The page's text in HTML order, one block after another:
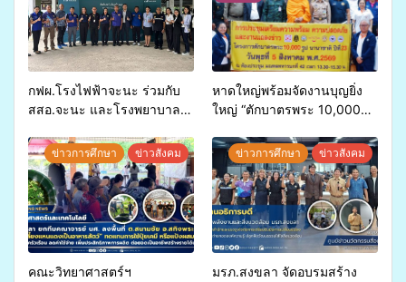
กฟผ.โรงไฟฟ้าจะนะ ร่วมกับ
สสอ.จะนะ และโรงพยาบาล
แพทย์เคลื่อนที่ ประจำปี 2569
หาดใหญ่พร้อมจัดงานบุญยิ่ง
ใหญ่ “ตักบาตรพระ 10,000
พ่อ” ปีที่ 23 รวมพลัง
พุทธศาสนิกชน 4 ประเทศ
สืบสานประเพณีแห่งศรัทธา
ข่าวการศึกษา ข่าวสังคม
คณะวิทยาศาสตร์ฯ
ข่าวการศึกษา ข่าวสังคม
มรภ.สงขลา จัดอบรมสร้าง